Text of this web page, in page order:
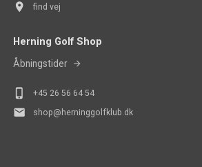
place find vej
Herning Golf Shop
Åbningstider
phone_iphone +45 26 56 64 54
mail shop@herninggolfklub.dk